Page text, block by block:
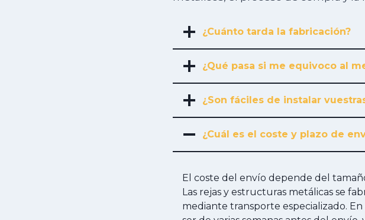
¿Cuánto tarda la fabricación?
¿Qué pasa si me equivoco al
¿Son fáciles de instalar
¿Cuál es el coste y plazo de
El coste del envío depende del
Las rejas y estructuras metálicas se
mediante transporte especializado.